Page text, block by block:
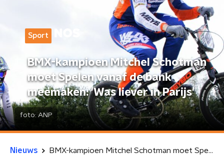
Sport
BMX-kampioen Mitchel Schotman
moet Spelen vanaf de bank
meemaken: 'Was liever in Parijs'
foto: ANP
Nieuws BMX-kampioen Mitchel Schotman moet Spelen vanaf de bank meemaken: 'Was liever in Parijs'